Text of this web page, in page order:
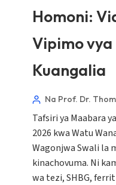
Homoni:
Vipimo vya
Kuangalia
Na Prof. Dr.
Tafsiri ya Maabara
2026 kwa Watu
Wagonjwa Swali la
kinachovuma. Ni
wa tezi, SHBG,